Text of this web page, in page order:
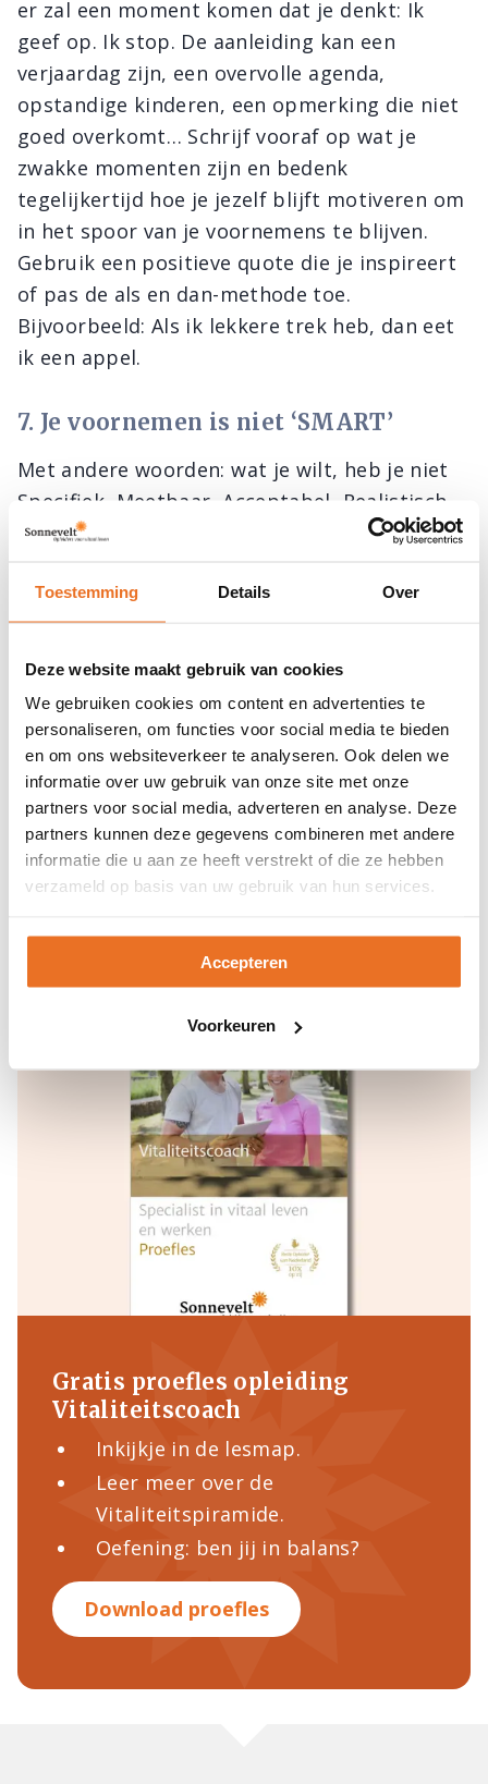
Toestemming Details Over
Deze website maakt gebruik van cookies
We gebruiken cookies om content en advertenties te
personaliseren, om functies voor social media te bieden
en om ons websiteverkeer te analyseren. Ook delen we
informatie over uw gebruik van onze site met onze
partners voor social media, adverteren en analyse. Deze
partners kunnen deze gegevens combineren met andere
informatie die u aan ze heeft verstrekt of die ze hebben
verzameld op basis van uw gebruik van hun services.
Accepteren
Voorkeuren
er zal een moment komen dat je denkt: Ik
geef op. Ik stop. De aanleiding kan een
verjaardag zijn, een overvolle agenda,
opstandige kinderen, een opmerking die niet
goed overkomt… Schrijf vooraf op wat je
zwakke momenten zijn en bedenk
tegelijkertijd hoe je jezelf blijft motiveren om
in het spoor van je voornemens te blijven.
Gebruik een positieve quote die je inspireert
of pas de als en dan-methode toe.
Bijvoorbeeld: Als ik lekkere trek heb, dan eet
ik een appel.
7. Je voornemen is niet ‘SMART’
Met andere woorden: wat je wilt, heb je niet
Specifiek, Meetbaar, Acceptabel, Realistisch
en Tijdgebonden geformuleerd. Doe je dat
Dat vervolgens ook nog eens meetbaar is,
maar ook: belangrijk voor jou en bij jou
persoonlijk past. Verder moet je voornemen
reëel en haalbaar zijn. Dus niet te hoog
gegrepen, maar ook niet te eenvoudig. En tot
slot: stel een deadline waar je naartoe werkt.
Beetje bij beetje. Is je voornemen erg
omvangrijk? Hak het in kleine porties met een
start- en einddatum. Zo blijft je voornemen
overzichtelijk en ligt je slagingskans stukken
vertelt Albert Sonnevelt je nog
meer over het bereiken van je doelen.
Gratis proefles opleiding
Vitaliteitscoach
Inkijkje in de lesmap.
Leer meer over de
Vitaliteitspiramide.
Oefening: ben jij in balans?
Download proefles